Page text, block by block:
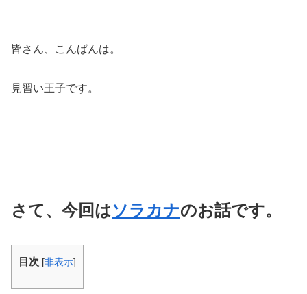
皆さん、こんばんは。
見習い王子です。
さて、今回はソラカナのお話です。
目次 [非表示]